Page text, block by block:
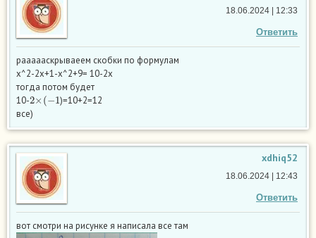
Ответить
18.06.2024 | 12:33
раааааскрываеем скобки по формулaм
x^2-2x+1-x^2+9= 10-2x
тогда потом будет
10-
2× (−1
)=10+2=12
все)
xdhiq52
Ответить
18.06.2024 | 12:43
вот смотри на рисунке я написала все там